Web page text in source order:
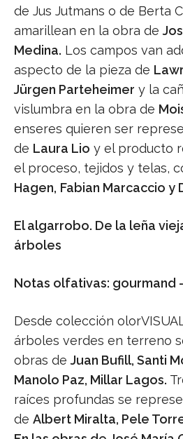
de Jus Jutmans o de Berta
amarillean en la obra de
Medina. Los campos van
aspecto de la pieza de
Jürgen Parteheimer y la
vislumbra en la obra de
enseres quieren ser
de Laura Lio y el producto
el proceso, tejidos y telas,
Hagen, Fabian Marcaccio y
El algarrobo. De la leña
Notas olfativas: gourmand
Desde colección
árboles verdes en terreno
obras de Juan Bufill, Santi
Manolo Paz, Millar Lagos.
raíces profundas se
de Albert Miralta, Pele